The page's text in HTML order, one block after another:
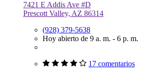
7421 E Addis Ave #D
Prescott Valley, AZ 86314
(928) 379-5638
Hoy abierto de 9 a. m. - 6 p. m.
17 comentarios